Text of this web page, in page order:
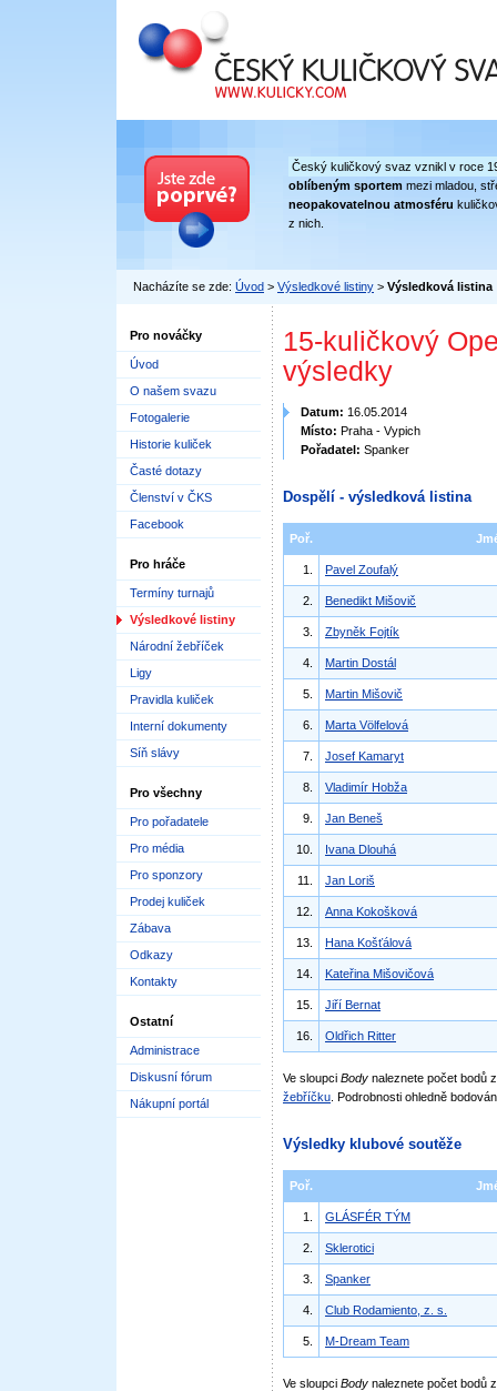
Český kuličkový svaz
Český kuličkový svaz vznikl v roce
oblíbeným sportem mezi mladou,
neopakovatelnou atmosféru
z nich.
Nacházíte se zde: Úvod > Výsledkové listiny > Výsledková listina
Pro nováčky
Úvod
O našem svazu
Fotogalerie
Historie kuliček
Časté dotazy
Členství v ČKS
Facebook
Pro hráče
Termíny turnajů
Výsledkové listiny
Národní žebříček
Ligy
Pravidla kuliček
Interní dokumenty
Síň slávy
Pro všechny
Pro pořadatele
Pro média
Pro sponzory
Prodej kuliček
Zábava
Odkazy
Kontakty
Ostatní
Administrace
Diskusní fórum
Nákupní portál
15-kuličkový
výsledky
Datum: 16.05.2014
Místo: Praha - Vypich
Pořadatel: Spanker
Dospělí - výsledková listina
Poř.
1. Pavel Zoufalý
2. Benedikt Mišovič
3. Zbyněk Fojtík
4. Martin Dostál
5. Martin Mišovič
6. Marta Völfelová
7. Josef Kamaryt
8. Vladimír Hobža
9. Jan Beneš
10. Ivana Dlouhá
11. Jan Loriš
12. Anna Kokošková
13. Hana Košťálová
14. Kateřina Mišovičová
15. Jiří Bernat
16. Oldřich Ritter
Ve sloupci Body naleznete počet bodů
žebříčku . Podrobnosti ohledně
Výsledky klubové soutěže
Poř.
1. GLÁSFÉR TÝM
2. Sklerotici
3. Spanker
4. Club Rodamiento, z. s.
5. M-Dream Team
Ve sloupci Body naleznete počet bodů